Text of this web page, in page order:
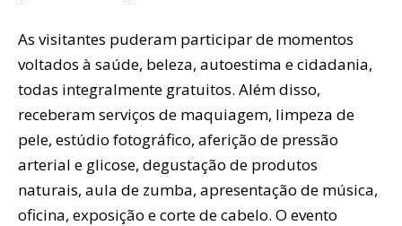
As visitantes puderam participar de momentos
voltados à saúde, beleza, autoestima e cidadania,
todas integralmente gratuitos. Além disso,
receberam serviços de maquiagem, limpeza de
pele, estúdio fotográfico, aferição de pressão
arterial e glicose, degustação de produtos
naturais, aula de zumba, apresentação de música,
oficina, exposição e corte de cabelo. O evento